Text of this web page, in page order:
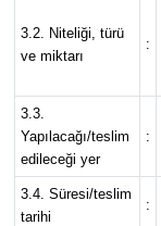
3.2. Niteliği, türü
ve miktarı
:
3.3.
Yapılacağı/teslim
edileceği yer
:
3.4. Süresi/teslim
tarihi
: